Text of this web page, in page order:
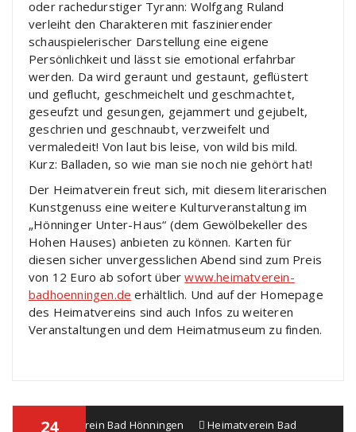
oder rachedurstiger Tyrann: Wolfgang Ruland
verleiht den Charakteren mit faszinierender
schauspielerischer Darstellung eine eigene
Persönlichkeit und lässt sie emotional erfahrbar
werden. Da wird geraunt und gestaunt, geflüstert
und geflucht, geschmeichelt und geschmachtet,
geseufzt und gesungen, gejammert und gejubelt,
geschrien und geschnaubt, verzweifelt und
vermaledeit! Von laut bis leise, von wild bis mild.
Kurz: Balladen, so wie man sie noch nie gehört hat!
Der Heimatverein freut sich, mit diesem literarischen
Kunstgenuss eine weitere Kulturveranstaltung im
„Hönninger Unter-Haus“ (dem Gewölbekeller des
Hohen Hauses) anbieten zu können. Karten für
diesen sicher unvergesslichen Abend sind zum Preis
von 12 Euro ab sofort überwww.heimatverein-
badhoenningen.de erhältlich. Und auf der Homepage
des Heimatvereins sind auch Infos zu weiteren
Veranstaltungen und dem Heimatmuseum zu finden.
24
Heimatverein Bad Hönningen Heimatverein Bad